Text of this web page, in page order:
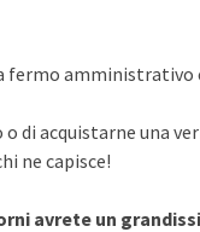
fermo
di acquistarne una
ne capisce!
avrete un